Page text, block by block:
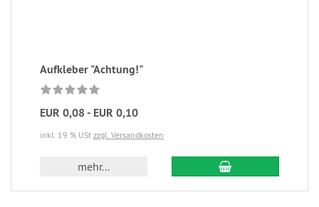
Aufkleber "Achtung!"
EUR 0,08 - EUR 0,10
inkl. 19 % USt zzgl. Versandkosten
mehr...